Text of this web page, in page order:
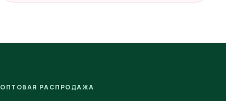
ОПТОВАЯ РАСПРОДАЖА